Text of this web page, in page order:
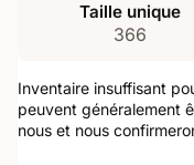
Taille unique
366
Inventaire insuffisant
peuvent généralement
nous et nous